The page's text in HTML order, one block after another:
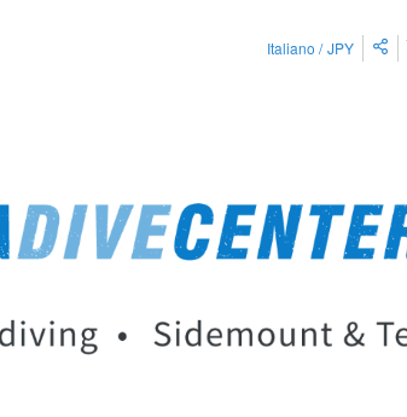
Italiano JPY